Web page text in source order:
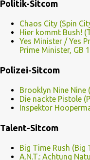
Politik-Sitcom
Chaos City (Spin
Hier kommt Bush!
Yes Minister / Yes
Prime Minister, GB
Polizei-Sitcom
Brooklyn Nine Nine
Die nackte Pistole
Inspektor
Talent-Sitcom
Big Time Rush (Big
A.N.T.: Achtung